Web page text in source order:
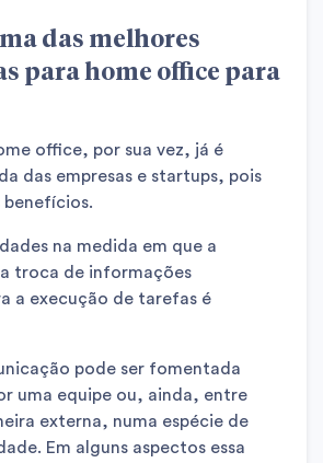
das melhores
para home office para
office, por sua vez, já é
das empresas e startups, pois
benefícios.
na medida em que a
troca de informações
a execução de tarefas é
pode ser fomentada
uma equipe ou, ainda, entre
externa, numa espécie de
Em alguns aspectos essa